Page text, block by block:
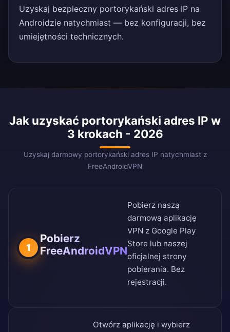
Uzyskaj bezpieczny portorykański adres IP na
Androidzie natychmiast — bez konfiguracji, bez
umiejętności technicznych.
Jak uzyskać portorykański adres IP w
3 krokach - 2026
Uzyskaj darmowy portorykański adres IP natychmiast z
FreeAndroidVPN
1
Pobierz
FreeAndroidVPN
Pobierz naszą
darmową aplikację
VPN z Google Play
Store lub naszej
oficjalnej strony
pobierania. Bez
rejestracji.
Otwórz aplikację i wybierz